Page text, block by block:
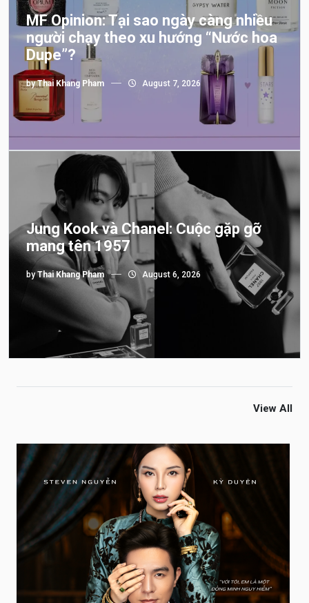
MF Opinion: Tại sao ngày càng nhiều
người chạy theo xu hướng “Nước hoa
Dupe”?
byThai Khang Pham August 7, 2026
Jung Kook và Chanel: Cuộc gặp gỡ
mang tên 1957
byThai Khang Pham August 6, 2026
View All